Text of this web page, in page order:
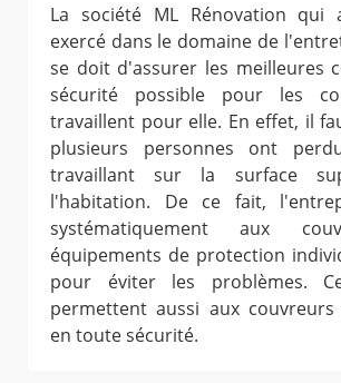
La société ML Rénovation qui
exercé dans le domaine de
se doit d'assurer les meilleures
sécurité possible pour les
travaillent pour elle. En effet, il
plusieurs personnes ont
travaillant sur la surface
l'habitation. De ce fait,
systématiquement aux
équipements de protection
pour éviter les problèmes.
permettent aussi aux
en toute sécurité.